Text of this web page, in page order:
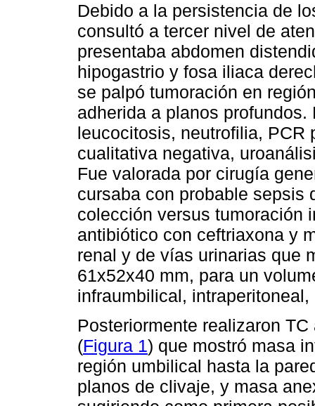
Debido a la persistencia de
consultó a tercer nivel de
presentaba abdomen
hipogastrio y fosa iliaca
se palpó tumoración en
adherida a planos
leucocitosis, neutrofilia, PCR
cualitativa negativa,
Fue valorada por cirugía
cursaba con probable sepsis
colección versus tumoración
antibiótico con ceftriaxona y
renal y de vías urinarias que
61x52x40 mm, para un
infraumbilical,
Posteriormente realizaron
(Figura 1) que mostró masa
región umbilical hasta la
planos de clivaje, y masa